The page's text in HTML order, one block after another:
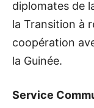
diplomates de
la Transition à
coopération
la Guinée.
Service